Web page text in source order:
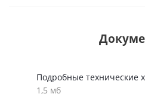
Подробные технические
1,5 мб